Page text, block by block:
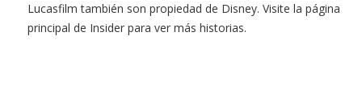
Lucasfilm también son propiedad de Disney. Visite la página
principal de Insider para ver más historias.